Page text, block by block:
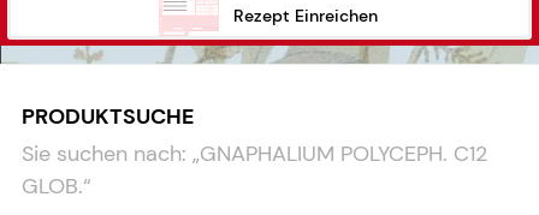
Rezept Einreichen
PRODUKTSUCHE
Sie suchen nach: „GNAPHALIUM POLYCEPH. C12
GLOB.“